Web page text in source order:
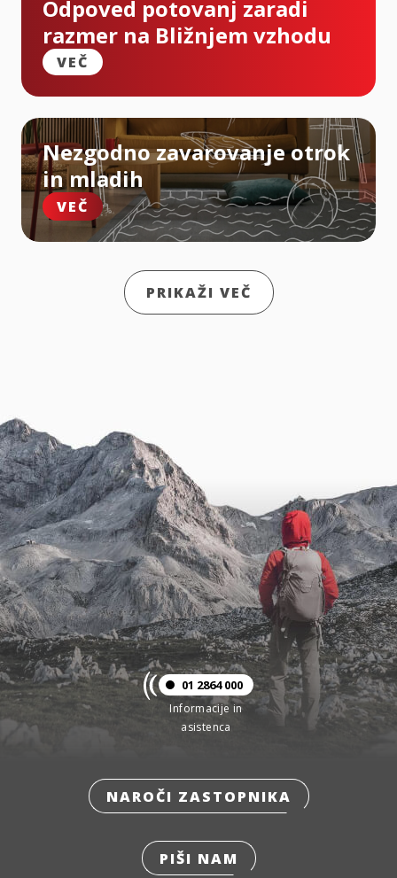
Odpoved potovanj zaradi
razmer na Bližnjem vzhodu
VEČ
Nezgodno zavarovanje otrok
in mladih
VEČ
PRIKAŽI VEČ
01 2864 000
Informacije in
asistenca
NAROČI ZASTOPNIKA
PIŠI NAM